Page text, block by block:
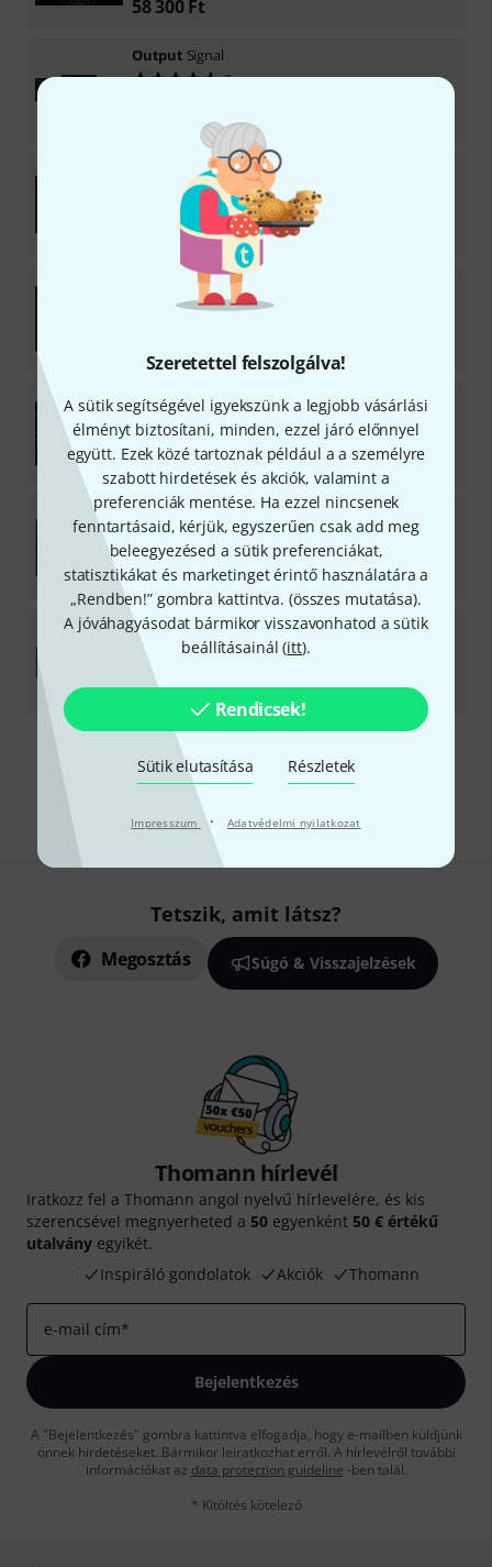
Szeretettel felszolgálva!
A sütik segítségével igyekszünk a legjobb vásárlási
élményt biztosítani, minden, ezzel járó előnnyel
együtt. Ezek közé tartoznak például a a személyre
szabott hirdetések és akciók, valamint a
preferenciák mentése. Ha ezzel nincsenek
fenntartásaid, kérjük, egyszerűen csak add meg
beleegyezésed a sütik preferenciákat,
statisztikákat és marketinget érintő használatára a
„Rendben!” gombra kattintva. (összes mutatása).
A jóváhagyásodat bármikor visszavonhatod a sütik
beállításainál (itt).
Rendicsek!
Sütik elutasítása Részletek
Impresszum · Adatvédelmi nyilatkozat
58 300 Ft
Output Signal
7
Ft
REV X-Loops
Licenc a letöltéshez
38 690Ft
Analog Strings
2
Output Analog Brass & Winds
Licenc a letöltéshez
77 400Ft
Output REV
2
Licenc a letöltéshez
77 400Ft
OutputREV/Signal Bundle
Licenc a letöltéshez
135 000Ft
Díjmentes szállítás 79 000 Ft fölött
Minden ár tartalmazza az ÁFÁ-t
Tetszik, amit látsz?
Megosztás Súgó & Visszajelzések
Thomann hírlevél
Iratkozz fel a Thomann angol nyelvű hírlevelére, és kis
szerencsével megnyerheted a 50 egyenként 50 € értékű
utalvány egyikét.
Inspiráló gondolatok
Akciók Thomann
e-mail cím*
Bejelentkezés
A "Bejelentkezés" gombra kattintva elfogadja, hogy e-mailben küldjünk
önnek hirdetéseket. Bármikor leiratkozhat erről. A hírlevélről további
információkat az data protection guideline -ben talál.
* Kitöltés kötelező